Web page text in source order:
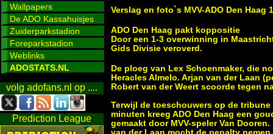
Wallpapers
De ADO Kassahuisjes
Zuiderparkstadion
Foreparkstadion
Weblinks
ADOSTATS.NL
volg adofans.nl op ....
Prediction League
Verslag en foto`s MVV-ADO Den Haag
ADO Den Haag pakt koppositie
Door een 1-3 overwinning in
Gids Divisie veroverd.
De ploeg van Lex Schoenmaker, die
Heracles Almelo. Arjan van der Laan
Robert van der Weert scoorde tegen
Terwijl de toeschouwers op de
minuten kreeg ADO Den Haag een
gemaakt door MVV-speler Van